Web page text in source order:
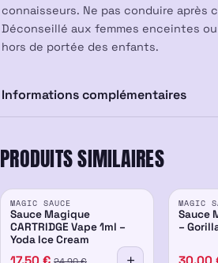
connaisseurs. Ne pas conduire après
Déconseillé aux femmes enceintes
hors de portée des enfants.
Informations complémentaires
PRODUITS SIMILAIRES
MAGIC SAUCE
Sauce Magique
CARTRIDGE Vape 1ml –
Yoda Ice Cream
17,50 €
MAGIC
Sauce
–
30,00